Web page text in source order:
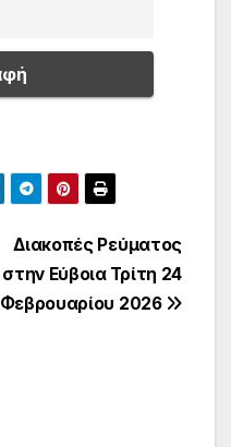
Διακοπές Ρεύματος
στην Εύβοια Τρίτη 24
Φεβρουαρίου 2026